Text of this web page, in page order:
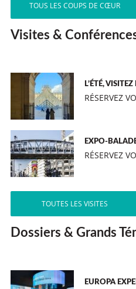
TOUS LES COUPS DE CŒUR
Visites &
L’ÉTÉ,
RÉSERVEZ
EXPO-
RÉSERVEZ
TOUTES LES VISITES
Dossiers & Grands
EUROPA